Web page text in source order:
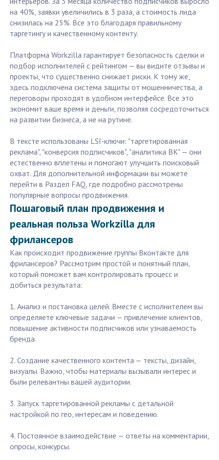
на 40%, заявки увеличились в 3 раза, а стоимость лида
снизилась на 25%. Все это благодаря правильному
таргетингу и качественному контенту.
Платформа Workzilla гарантирует безопасность сделки и
подбор исполнителей с рейтингом — вы видите отзывы и
проекты, что существенно снижает риски. К тому же,
здесь подключена система защиты от мошенничества, а
переговоры проходят в удобном интерфейсе. Все это
экономит ваше время и деньги, позволяя сосредоточиться
на развитии бизнеса, а не на рутине.
В тексте использованы LSI-ключи: "таргетированная
реклама", "конверсия подписчиков", "аналитика ВК" — они
естественно вплетены и помогают улучшить поисковый
охват. Для дополнительной информации вы можете
перейти в Раздел FAQ, где подробно рассмотрены
популярные вопросы продвижения.
Пошаговый план продвижения и
реальная польза Workzilla для
фрилансеров
Как происходит продвижение группы Вконтакте для
фрилансеров? Рассмотрим простой и понятный план,
который поможет вам контролировать процесс и
добиться результата:
1. Анализ и постановка целей. Вместе с исполнителем вы
определяете ключевые задачи — привлечение клиентов,
повышение активности подписчиков или узнаваемость
бренда.
2. Создание качественного контента — тексты, дизайн,
визуалы. Важно, чтобы материалы вызывали интерес и
были релевантны вашей аудитории.
3. Запуск таргетированной рекламы с детальной
настройкой по гео, интересам и поведению.
4. Постоянное взаимодействие — ответы на комментарии,
опросы, конкурсы.